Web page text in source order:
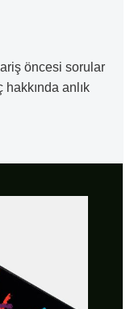
öncesi sorular
anlık